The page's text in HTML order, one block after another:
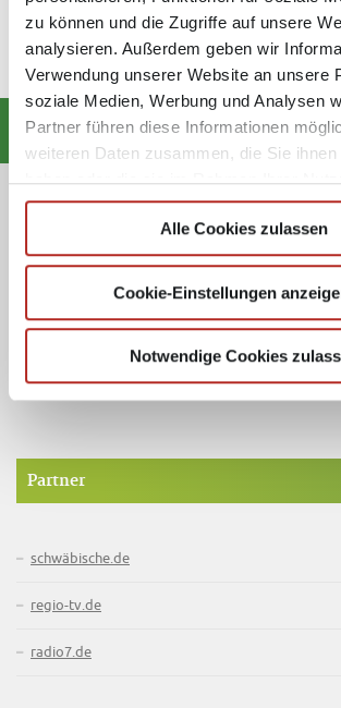
zu können und die Zugriffe auf unsere
analysieren. Außerdem geben wir
Verwendung unserer Website an unsere
soziale Medien, Werbung und Analysen
Partner führen diese Informationen
weiteren Daten zusammen, die Sie
haben oder die sie im Rahmen Ihrer
gesammelt haben.
Alle Cookies zulassen
Cookie-Einstellungen
Notwendige Cookies
Redakteur
07391 / 5004 - 24
Email senden
Werde Fan und bleibe mit der Südfinder
Partner
schwäbische.de
regio-tv.de
radio7.de